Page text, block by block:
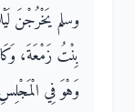
وسلم يَخْرُجْنَ
بِنْتُ زَمْعَةَ،
وَهْوَ فِي